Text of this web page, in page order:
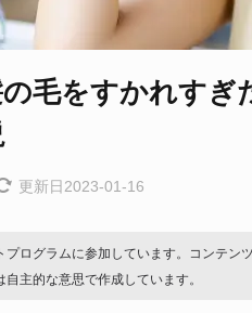
の毛をすかれす
更新日2023-01-16
プログラムに参加しています。コンテ
主的な意思で作成しています。